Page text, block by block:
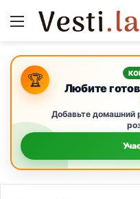
Menu
🏆 Любите
Добавьте домашний